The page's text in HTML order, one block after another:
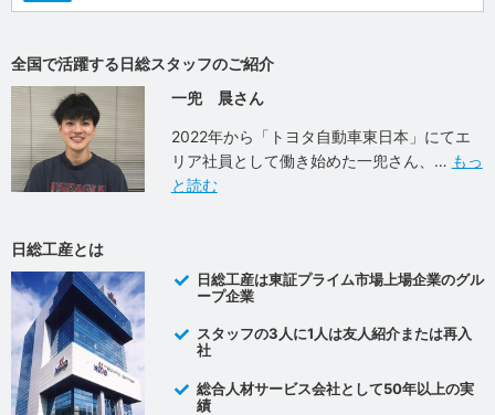
全国で活躍する日総スタッフのご紹介
一兜 晨さん
2022年から「トヨタ自動車東日本」にてエ
リア社員として働き始めた一兜さん、
もっ
と読む
日総工産とは
日総工産は東証プライム市場上場企業のグル
ープ企業
スタッフの3人に1人は友人紹介または再入
社
総合人材サービス会社として50年以上の実
績